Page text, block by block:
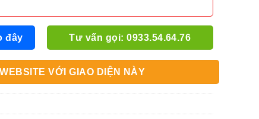
đây Tư vấn gọi: 0933.54.64.76
VỚI GIAO DIỆN NÀY